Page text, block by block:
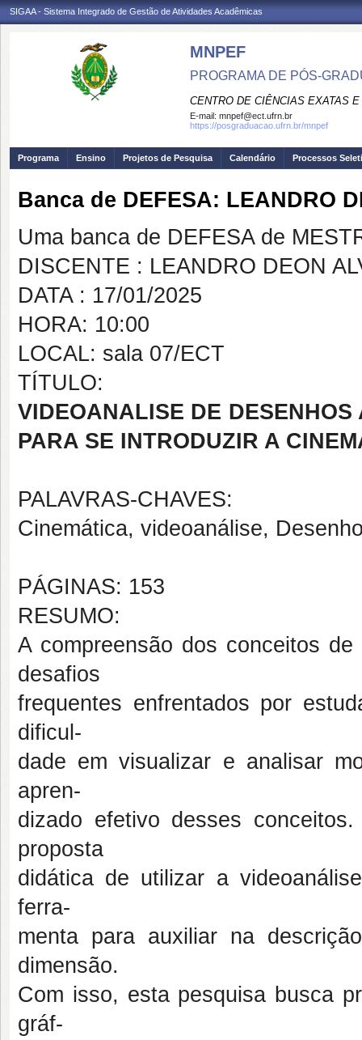
SIGAA - Sistema Integrado de Gestão de Atividades Acadêmicas
MNPEF
PROGRAMA DE PÓS-
CENTRO DE CIÊNCIAS EXATAS
E-mail: mnpef@ect.ufrn.br
https://posgraduacao.ufrn.br/mnpef
Programa Ensino Projetos de Pesquisa Calendário Processos
Banca de DEFESA: LEANDRO
Uma banca de DEFESA de
DISCENTE : LEANDRO DEON
DATA : 17/01/2025
HORA: 10:00
LOCAL: sala 07/ECT
TÍTULO:
VIDEOANALISE DE
PARA SE INTRODUZIR A
PALAVRAS-CHAVES:
Cinemática, videoanálise,
PÁGINAS: 153
RESUMO:
A compreensão dos conceitos
desafios
frequentes enfrentados por
dificul-
dade em visualizar e analisar
apren-
dizado efetivo desses
proposta
didática de utilizar a
ferra-
menta para auxiliar na
dimensão.
Com isso, esta pesquisa busca
gráf-